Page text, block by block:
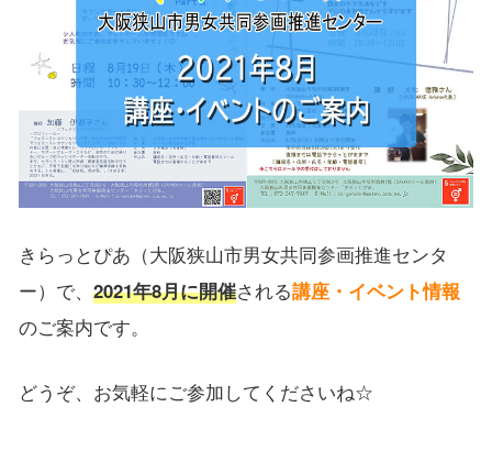
きらっとぴあ（大阪狭山市男女共同参画推進センタ
ー）で、 2021年8月に開催される講座・イベント情報
のご案内です。
どうぞ、お気軽にご参加してくださいね☆